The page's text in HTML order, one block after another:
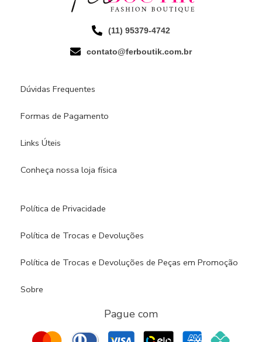
(11) 95379-4742
contato@ferboutik.com.br
Dúvidas Frequentes
Formas de Pagamento
Links Úteis
Conheça nossa loja física​
Política de Privacidade
Política de Trocas e Devoluções
Política de Trocas e Devoluções de Peças em Promoção
Sobre
Pague com